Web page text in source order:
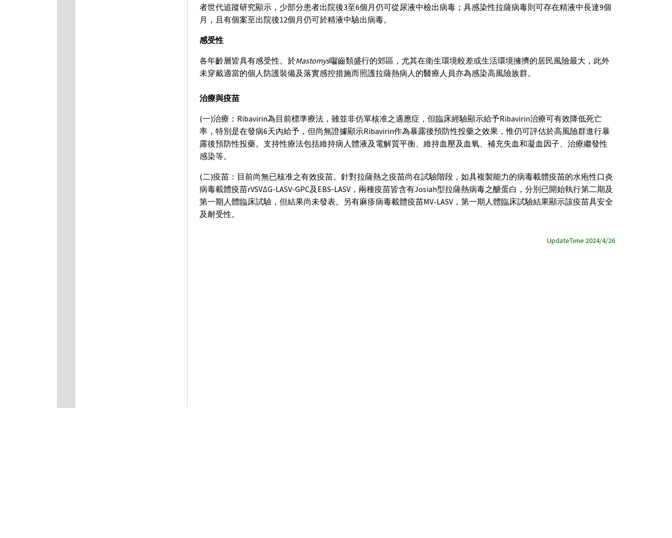
者世代追蹤研究顯示，少部分患者出院後3至6個月仍可從尿液中檢出病毒；具感染性拉薩病毒則可存在精液中長達9個
月，且有個案至出院後12個月仍可於精液中驗出病毒。
感受性
各年齡層皆具有感受性。於Mastomys囓齒類盛行的郊區，尤其在衛生環境較差或生活環境擁擠的居民風險最大，此外
未穿戴適當的個人防護裝備及落實感控措施而照護拉薩熱病人的醫療人員亦為感染高風險族群。
治療與疫苗
(一)治療：Ribavirin為目前標準療法，雖並非仿單核准之適應症，但臨床經驗顯示給予Ribavirin治療可有效降低死亡
率，特別是在發病6天內給予，但尚無證據顯示Ribavirin作為暴露後預防性投藥之效果，惟仍可評估於高風險群進行暴
露後預防性投藥。支持性療法包括維持病人體液及電解質平衡、維持血壓及血氧、補充失血和凝血因子、治療繼發性
感染等。
(二)疫苗：目前尚無已核准之有效疫苗。針對拉薩熱之疫苗尚在試驗階段，如具複製能力的病毒載體疫苗的水疱性口炎
病毒載體疫苗rVSVΔG-LASV-GPC及EBS-LASV，兩種疫苗皆含有Josiah型拉薩熱病毒之醣蛋白，分別已開始執行第二期及
第一期人體臨床試驗，但結果尚未發表。另有麻疹病毒載體疫苗MV-LASV，第一期人體臨床試驗結果顯示該疫苗具安全
及耐受性。
UpdateTime 2024/4/26